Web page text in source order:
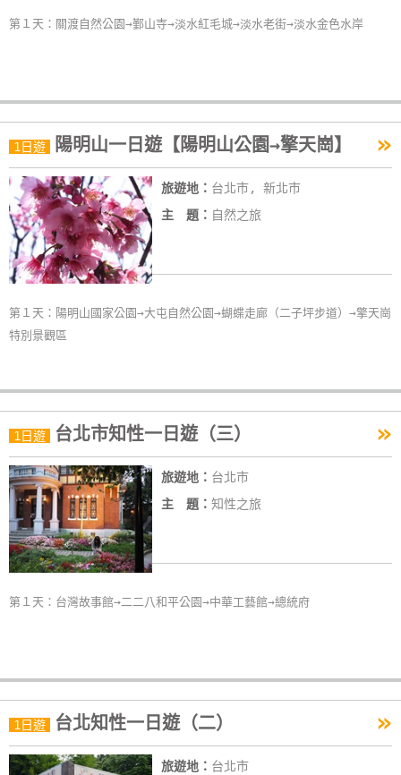
房
收
合
作
提
案
飯
作
廠
商
合
作
伴
商
品
宣
傳
第１天：關渡自然公園→鄞山寺→淡水紅毛城→淡水老街→淡水金色水岸
1日遊 陽明山一日遊【陽明山公園→擎天崗】 »
旅遊地： 台北市, 新北市
主 題： 自然之旅
第１天：陽明山國家公園→大屯自然公園→蝴蝶走廊（二子坪步道）→擎天崗
特別景觀區
1日遊 台北市知性一日遊（三） »
旅遊地： 台北市
主 題： 知性之旅
第１天：台灣故事館→二二八和平公園→中華工藝館→總統府
1日遊 台北知性一日遊（二） »
旅遊地： 台北市